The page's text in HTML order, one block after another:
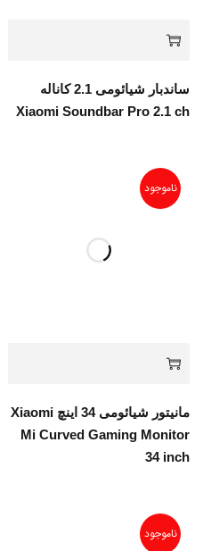
ساندبار شیائومی 2.1 کاناله
Xiaomi Soundbar Pro 2.1 ch
ناموجود
مانیتور شیائومی 34 اینچ Xiaomi
Mi Curved Gaming Monitor
34 inch
ناموجود